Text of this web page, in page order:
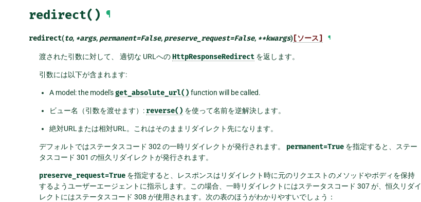
redirect() ¶
redirect(to, *args, permanent=False, preserve_request=False, **kwargs) [ソース] ¶
渡された引数に対して、 適切な URLへのHttpResponseRedirectを返します。
引数には以下が含まれます:
A model: the model'sget_absolute_url() function will be called.
ビュー名（引数を渡せます）: reverse() を使って名前を逆解決します。
絶対URLまたは相対URL。これはそのままリダイレクト先になります。
デフォルトではステータスコード 302 の一時リダイレクトが発行されます。 permanent=Trueを指定すると、ステー
タスコード 301 の恒久リダイレクトが発行されます。
preserve_request=Trueを指定すると、レスポンスはリダイレクト時に元のリクエストのメソッドやボディを保持
するようユーザーエージェントに指示します。この場合、一時リダイレクトにはステータスコード 307 が、恒久リダイ
レクトにはステータスコード 308 が使用されます。次の表のほうがわかりやすいでしょう：